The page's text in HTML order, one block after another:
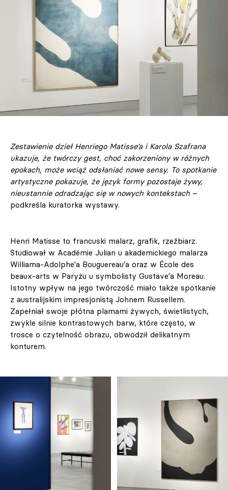
Zestawienie dzieł Henriego Matisse’a i Karola Szafrana
ukazuje, że twórczy gest, choć zakorzeniony w różnych
epokach, może wciąż odsłaniać nowe sensy. To spotkanie
artystyczne pokazuje, że język formy pozostaje żywy,
nieustannie odradzając się w nowych kontekstach –
podkreśla kuratorka wystawy.
Henri Matisse to francuski malarz, grafik, rzeźbiarz.
Studiował w Académie Julian u akademickiego malarza
Williama-Adolphe'a Bouguereau'a oraz w École des
beaux-arts w Paryżu u symbolisty Gustave'a Moreau.
Istotny wpływ na jego twórczość miało także spotkanie
z australijskim impresjonistą Johnem Russellem.
Zapełniał swoje płótna plamami żywych, świetlistych,
zwykle silnie kontrastowych barw, które często, w
trosce o czytelność obrazu, obwodził delikatnym
konturem.